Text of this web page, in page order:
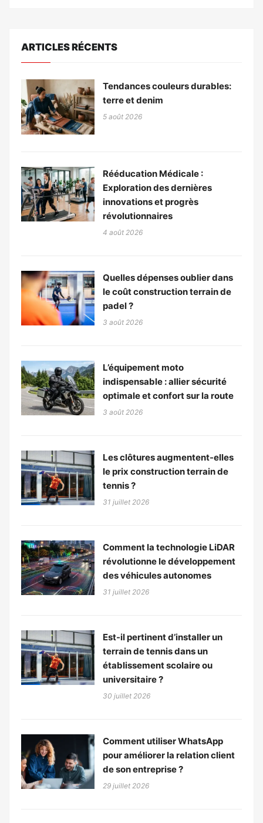
ARTICLES RÉCENTS
Tendances couleurs durables:
terre et denim
5 août 2026
Rééducation Médicale :
Exploration des dernières
innovations et progrès
révolutionnaires
4 août 2026
Quelles dépenses oublier dans
le coût construction terrain de
padel ?
3 août 2026
L’équipement moto
indispensable : allier sécurité
optimale et confort sur la route
3 août 2026
Les clôtures augmentent-elles
le prix construction terrain de
tennis ?
31 juillet 2026
Comment la technologie LiDAR
révolutionne le développement
des véhicules autonomes
31 juillet 2026
Est-il pertinent d’installer un
terrain de tennis dans un
établissement scolaire ou
universitaire ?
30 juillet 2026
Comment utiliser WhatsApp
pour améliorer la relation client
de son entreprise ?
29 juillet 2026